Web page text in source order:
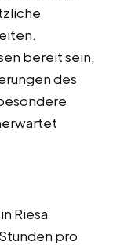
bereit sein,
des
Riesa
pro